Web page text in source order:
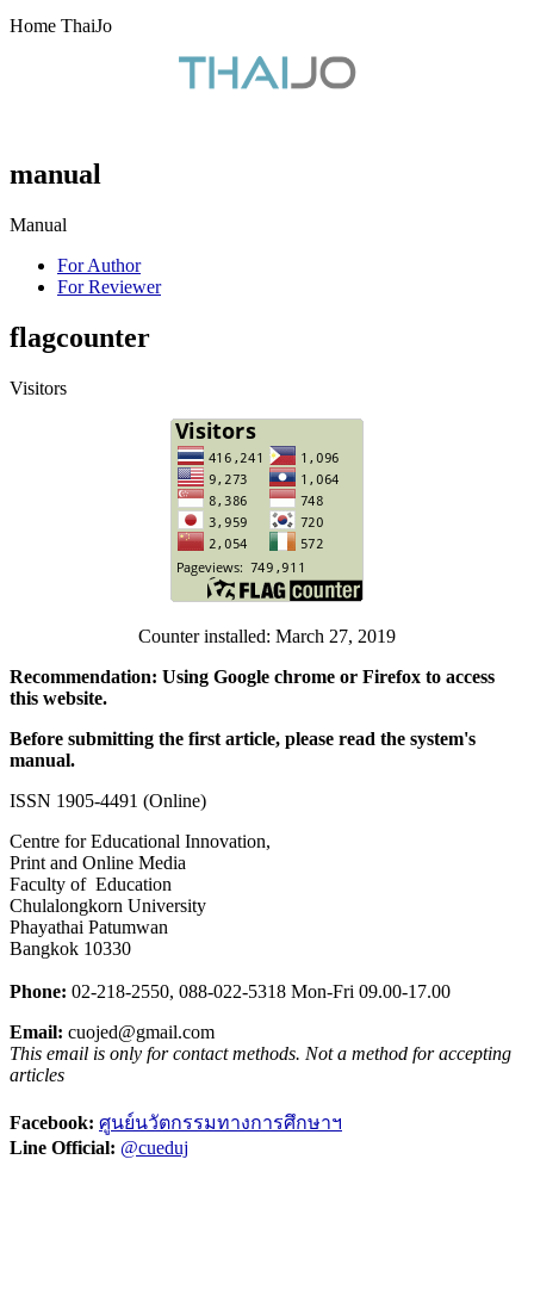
Home ThaiJo
manual
Manual
For Author
For Reviewer
flagcounter
Visitors
Counter installed: March 27, 2019
Recommendation: Using Google chrome or Firefox to access
this website.
Before submitting the first article, please read the system's
manual.
ISSN 1905-4491 (Online)
Centre for Educational Innovation,
Print and Online Media
Faculty of Education
Chulalongkorn University
Phayathai Patumwan
Bangkok 10330
Phone: 02-218-2550, 088-022-5318 Mon-Fri 09.00-17.00
Email: cuojed@gmail.com
This email is only for contact methods. Not a method for accepting
articles
Facebook: ศูนย์นวัตกรรมทางการศึกษาฯ
Line Official: @cueduj